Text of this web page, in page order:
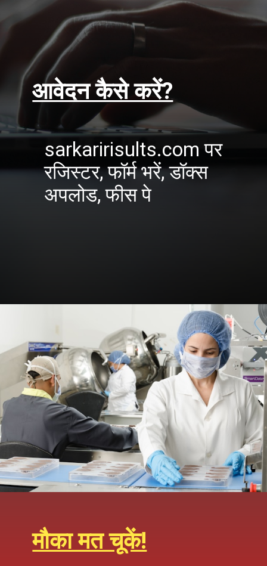
आवेदन कैसे करें?
sarkaririsults.com पर
रजिस्टर, फॉर्म भरें, डॉक्स
अपलोड, फीस पे
https://sarkaririsults.com/bihar-bcece-sr-resident-tutor-recruitment-2025/
मौका मत चूकें!